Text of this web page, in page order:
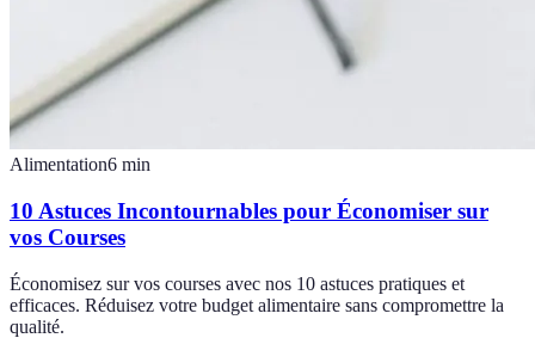
Alimentation6 min
10 Astuces Incontournables pour Économiser sur
vos Courses
Économisez sur vos courses avec nos 10 astuces pratiques et
efficaces. Réduisez votre budget alimentaire sans compromettre la
qualité.